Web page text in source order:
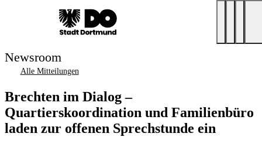
Newsroom
Alle Mitteilungen
Brechten im Dialog –
Quartierskoordination und Familienbüro
laden zur offenen Sprechstunde ein